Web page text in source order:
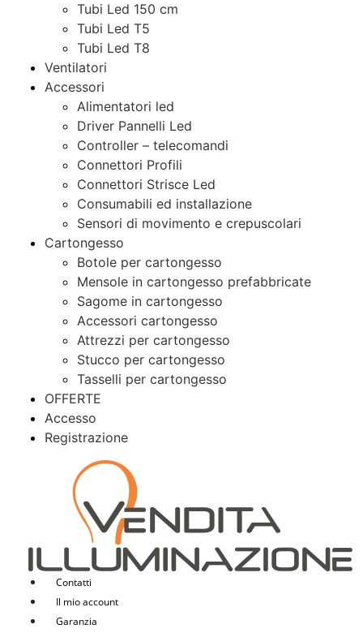
Tubi Led 150 cm
Tubi Led T5
Tubi Led T8
Ventilatori
Accessori
Alimentatori led
Driver Pannelli Led
Controller – telecomandi
Connettori Profili
Connettori Strisce Led
Consumabili ed installazione
Sensori di movimento e crepuscolari
Cartongesso
Botole per cartongesso
Mensole in cartongesso prefabbricate
Sagome in cartongesso
Accessori cartongesso
Attrezzi per cartongesso
Stucco per cartongesso
Tasselli per cartongesso
OFFERTE
Accesso
Registrazione
Contatti
Il mio account
Garanzia